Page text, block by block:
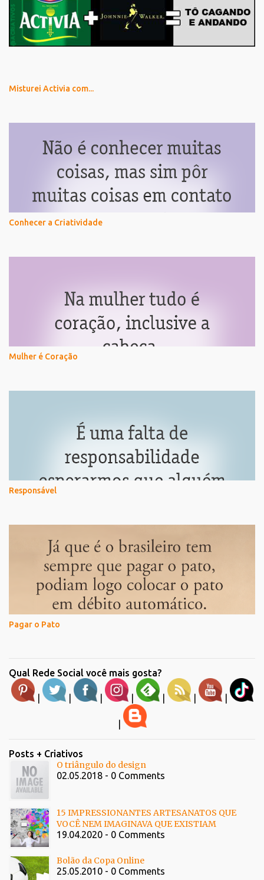
Misturei Activia com...
Conhecer a Criatividade
Mulher é Coração
Responsável
Pagar o Pato
Qual Rede Social você mais gosta?
| | | | | | |
Posts + Criativos
O triângulo do design
02.05.2018 - 0 Comments
15 IMPRESSIONANTES ARTESANATOS QUE
VOCÊ NEM IMAGINAVA QUE EXISTIAM
19.04.2020 - 0 Comments
Bolão da Copa Online
25.05.2010 - 0 Comments